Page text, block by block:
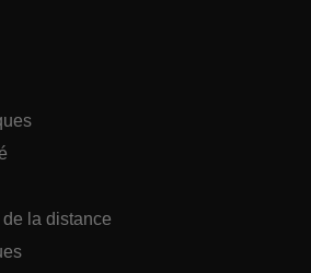
la distance
Politique de confidentialité de